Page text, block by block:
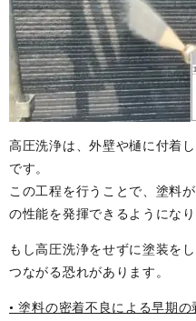
高圧洗浄は、外壁や樋に付着
です。
この工程を行うことで、塗料
の性能を発揮できるようになり
もし高圧洗浄をせずに塗装を
つながる恐れがあります。
• 塗料の密着不良による早期の